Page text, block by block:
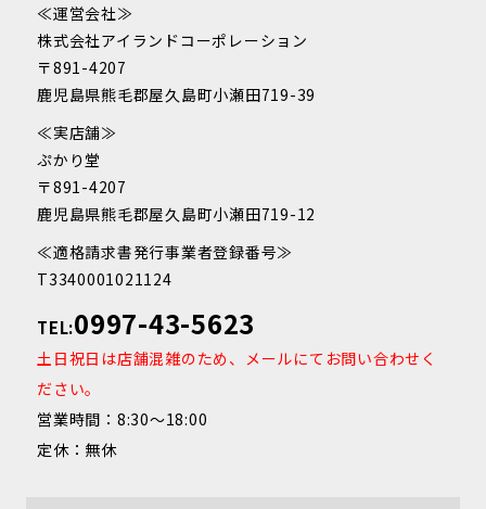
≪運営会社≫
株式会社アイランドコーポレーション
〒891-4207
鹿児島県熊毛郡屋久島町小瀬田719-39
≪実店舗≫
ぷかり堂
〒891-4207
鹿児島県熊毛郡屋久島町小瀬田719-12
≪適格請求書発行事業者登録番号≫
T3340001021124
TEL:0997-43-5623
土日祝日は店舗混雑のため、メールにてお問い合わせく
ださい。
営業時間：8:30～18:00
定休：無休